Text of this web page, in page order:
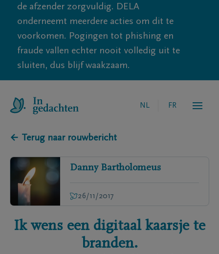
de afzender zorgvuldig. DELA
onderneemt meerdere acties om dit te
voorkomen. Pogingen tot phishing en
fraude vallen echter nooit volledig uit te
sluiten, dus blijf waakzaam.
NL FR
← Terug naar rouwbericht
Danny Bartholomeus
26/11/2017
Ik wens een digitaal kaarsje te
branden.